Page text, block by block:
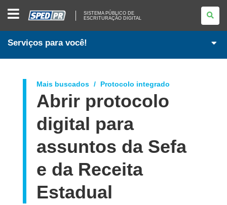
PÚBLICO
DE
ESCRITURAÇÃO
SISTEMA PÚBLICO DE
ESCRITURAÇÃO DIGITAL
Serviços para você!
Mais buscados Protocolo integrado
Abrir protocolo
digital para
assuntos da Sefa
e da Receita
Estadual